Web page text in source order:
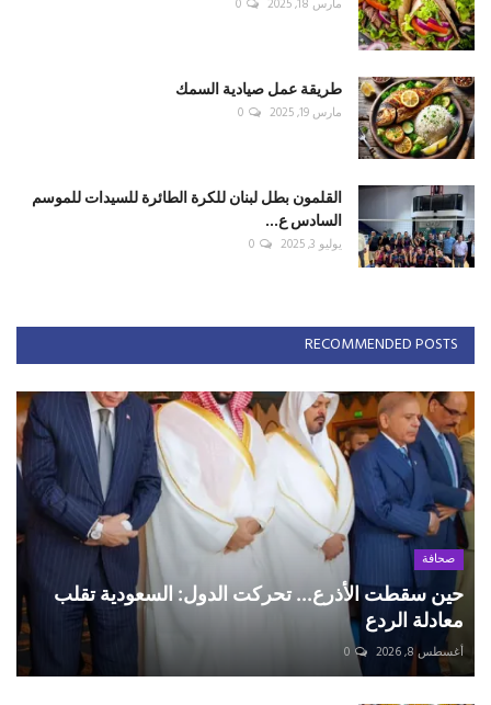
مارس 18, 2025 0
طريقة عمل صيادية السمك
مارس 19, 2025 0
القلمون بطل لبنان للكرة الطائرة للسيدات للموسم
السادس ع...
يوليو 3, 2025 0
RECOMMENDED POSTS
صحافة
حين سقطت الأذرع... تحركت الدول: السعودية تقلب
معادلة الردع
أغسطس 8, 2026 0